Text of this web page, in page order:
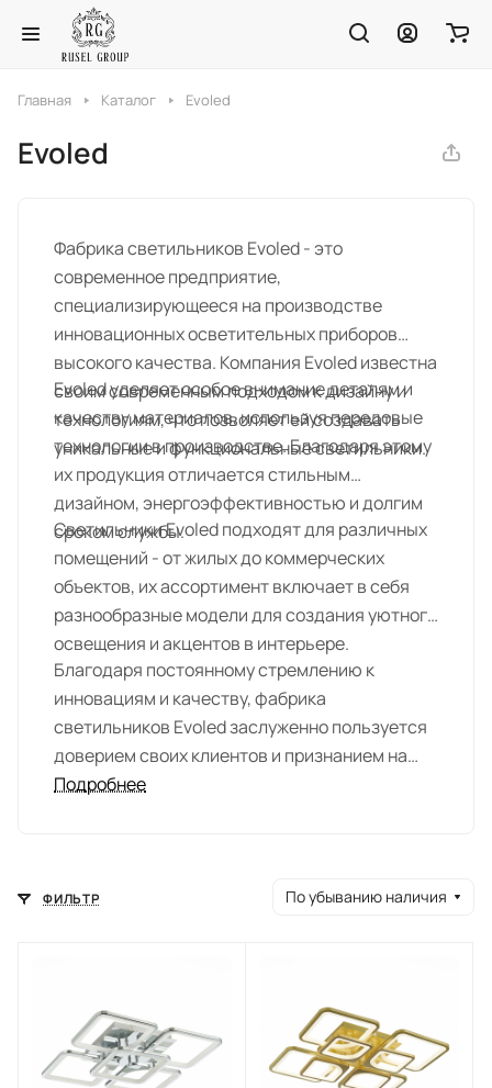
Главная Каталог Evoled
Evoled
Фабрика светильников Evoled - это
современное предприятие,
специализирующееся на производстве
инновационных осветительных приборов
высокого качества. Компания Evoled известна
своим современным подходом к дизайну и
технологиям, что позволяет ей создавать
уникальные и функциональные светильники.
Evoled уделяет особое внимание деталям и
качеству материалов, используя передовые
технологии в производстве. Благодаря этому
их продукция отличается стильным
дизайном, энергоэффективностью и долгим
сроком службы.
Светильники Evoled подходят для различных
помещений - от жилых до коммерческих
объектов, их ассортимент включает в себя
разнообразные модели для создания уютного
освещения и акцентов в интерьере.
Благодаря постоянному стремлению к
инновациям и качеству, фабрика
светильников Evoled заслуженно пользуется
доверием своих клиентов и признанием на
рынке осветительных изделий.
Подробнее
ФИЛЬТР По убыванию наличия